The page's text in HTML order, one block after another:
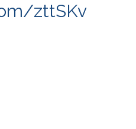
zttSKv